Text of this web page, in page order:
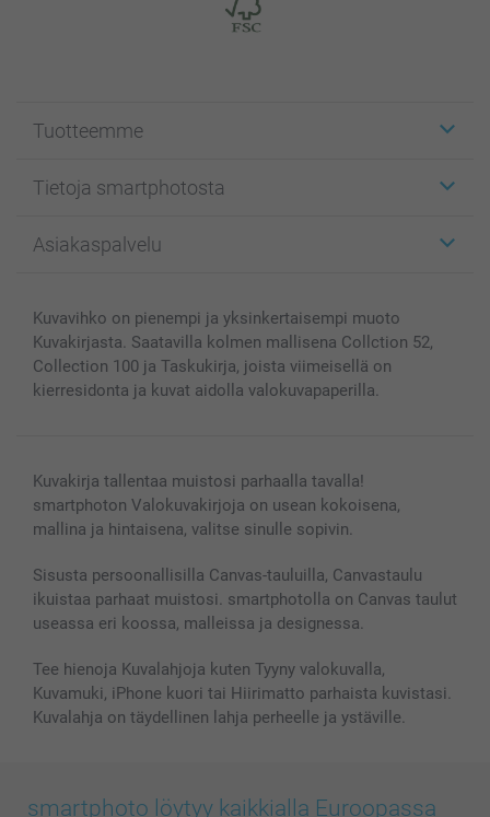
Tuotteemme
Kuvakortit
Kuvakirjat
Valokuvat, Julisteet & Taskukirjat
Kännykkä & Tabletti
MyNameBook
Kuvakalenterit & Päivyrit
Kaikki kuvatuotteet
Tietoja smartphotosta
Affiliate ohjelma
Evästekäytäntö
Sivukartta
Ehdot/takuut
Investor Relations
Asiakaspalvelu
100% tyytyväisyystakuu
smartbonus
Hinnat & maksutavat
Tilausten tila
Kuvavihko on pienempi ja yksinkertaisempi muoto
Kuvakirjasta. Saatavilla kolmen mallisena Collction 52,
Collection 100 ja Taskukirja, joista viimeisellä on
kierresidonta ja kuvat aidolla valokuvapaperilla.
Kuvakirja tallentaa muistosi parhaalla tavalla!
smartphoton Valokuvakirjoja on usean kokoisena,
mallina ja hintaisena, valitse sinulle sopivin.
Sisusta persoonallisilla Canvas-tauluilla, Canvastaulu
ikuistaa parhaat muistosi. smartphotolla on Canvas taulut
useassa eri koossa, malleissa ja designessa.
Tee hienoja Kuvalahjoja kuten Tyyny valokuvalla,
Kuvamuki, iPhone kuori tai Hiirimatto parhaista kuvistasi.
Kuvalahja on täydellinen lahja perheelle ja ystäville.
smartphoto löytyy kaikkialla Euroopassa